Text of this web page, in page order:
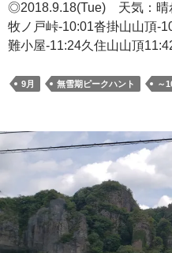
◎2018.9.18(Tue) 天気：
牧ノ戸峠-10:01沓掛山山頂-
難小屋-11:24久住山山頂
9月 無雪期ピークハント ～